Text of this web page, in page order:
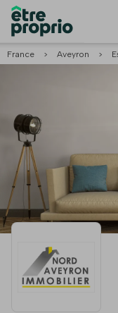
France > Aveyron >